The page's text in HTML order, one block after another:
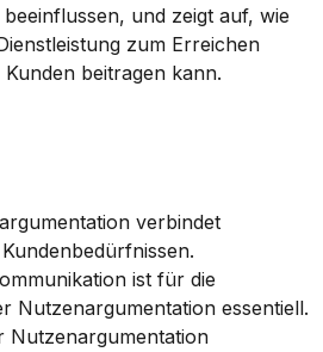
und zeigt auf, wie
zum Erreichen
beitragen kann.
verbindet
ist für die
Nutzenargumentation essentiell.
Nutzenargumentation